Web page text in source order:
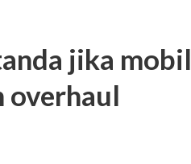
jika mobil
overhaul